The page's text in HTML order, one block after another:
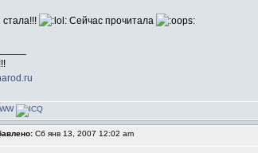
Сейчас прочитала
Сб янв 13, 2007 12:02 am